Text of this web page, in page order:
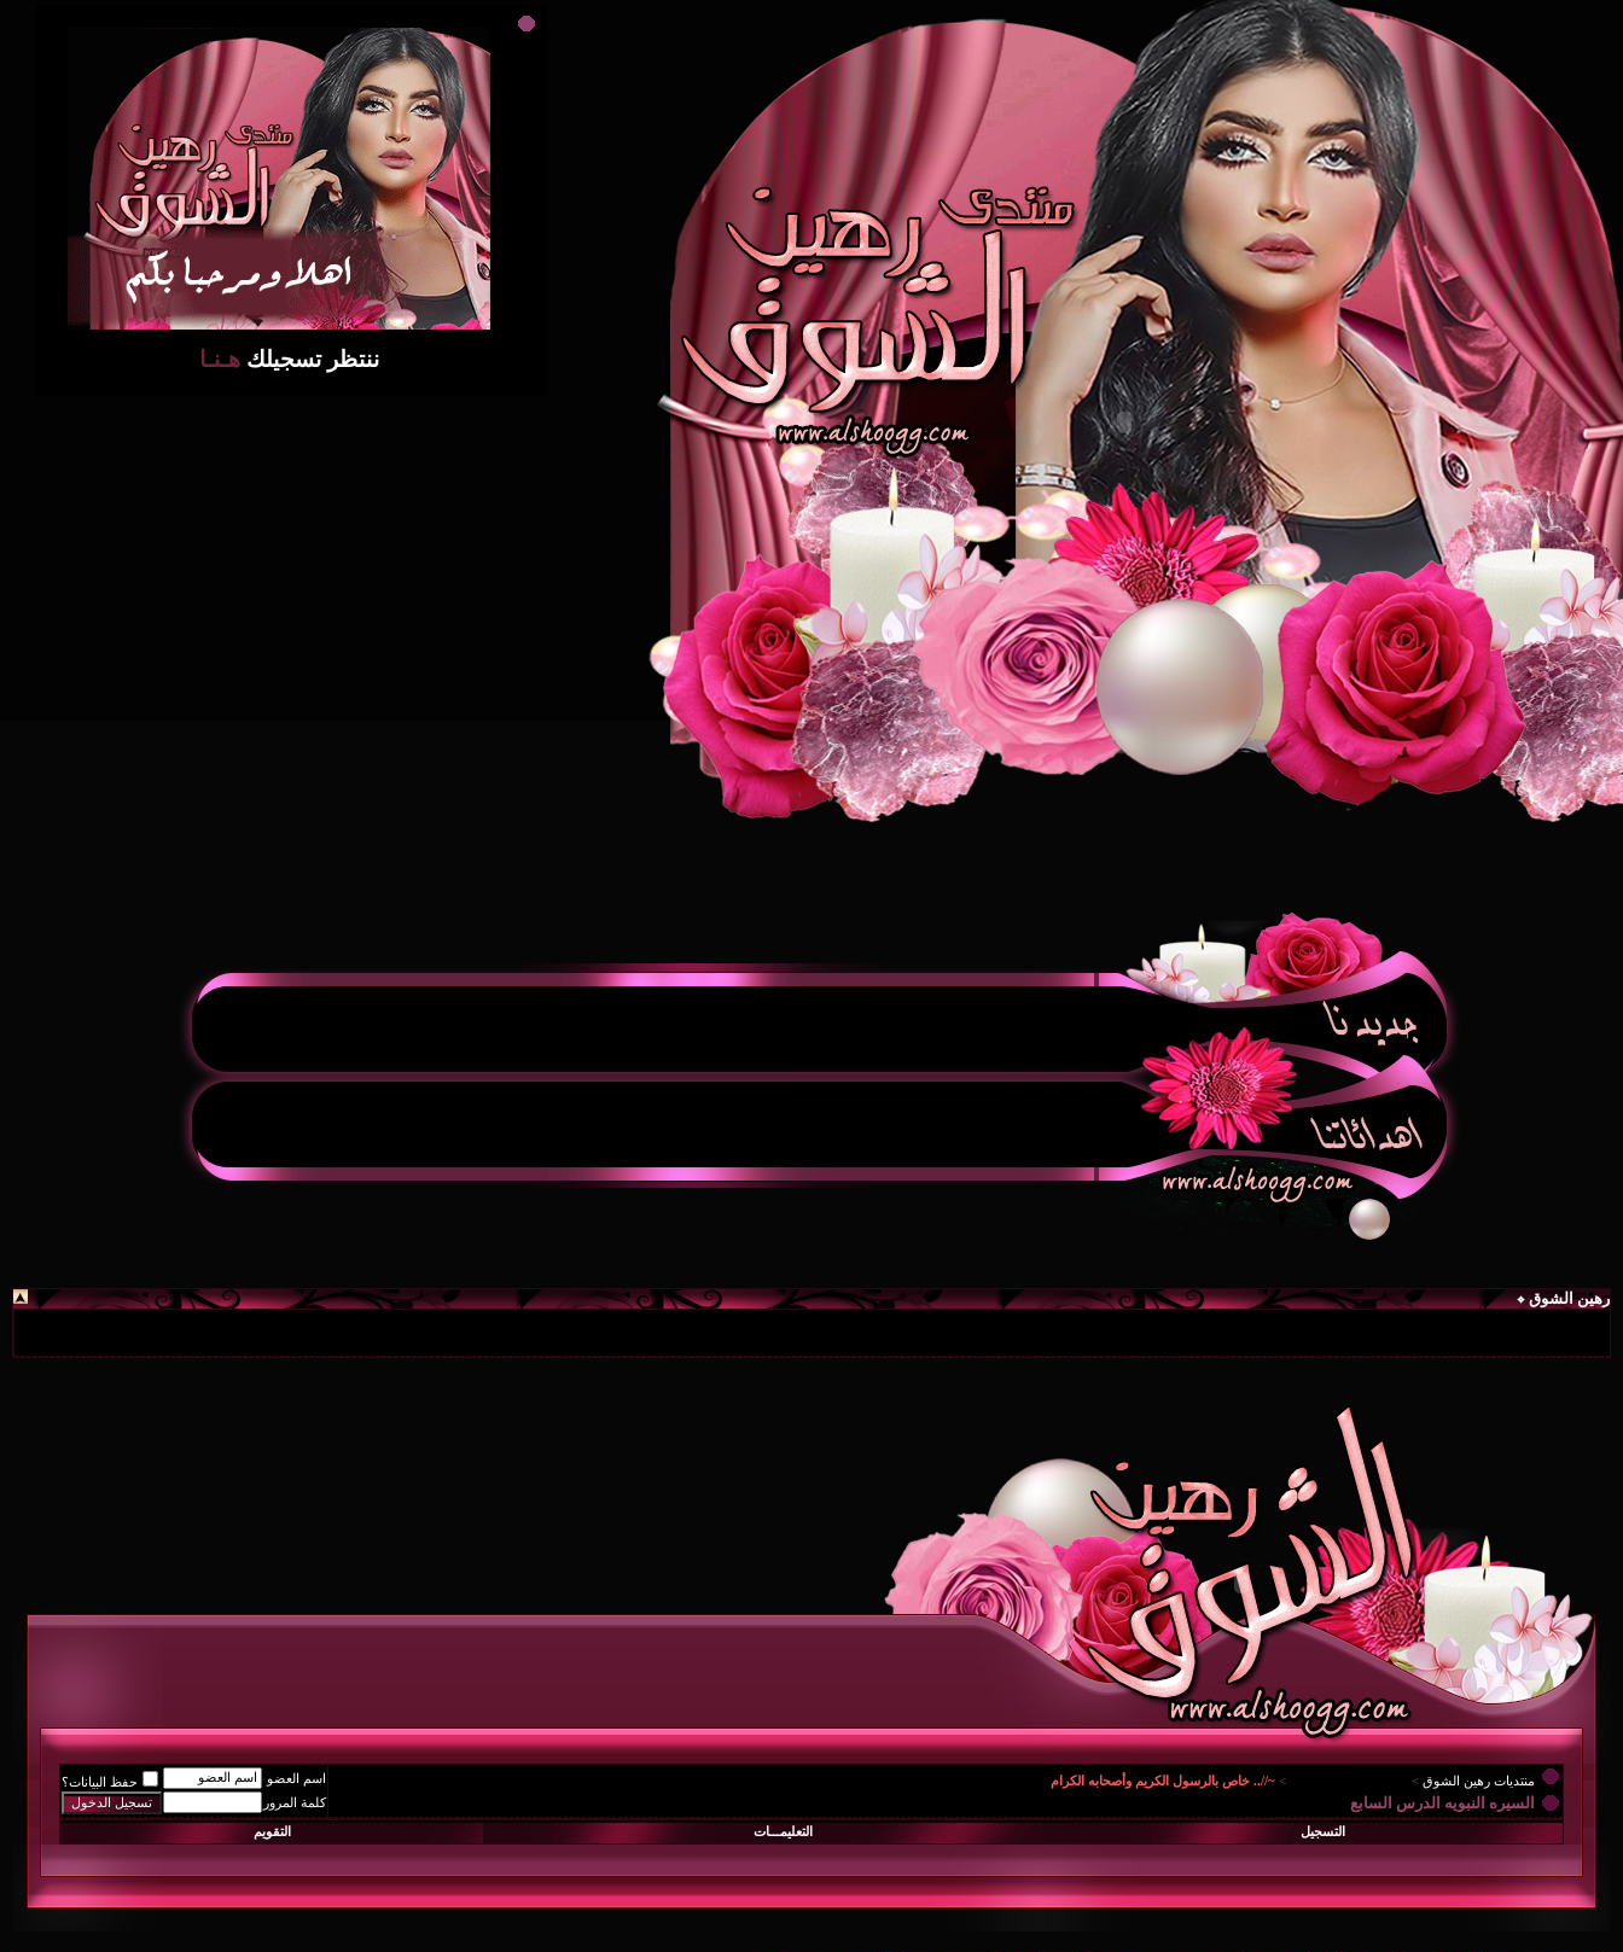
ننتظر تسجيلك هـنـا
رهين الشوق
منتديات رهين الشوق >
> ~//.. خاص بالرسول الكريم وأصحابه الكرام
السيره النبويه الدرس السابع
اسم العضو
حفظ البيانات؟
كلمة المرور
التسجيل
التعليمـــات التقويم